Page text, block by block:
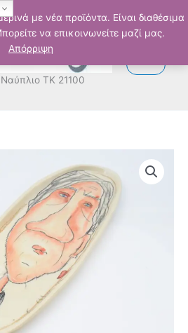
με νέα προϊόντα. Είναι διαθέσιμα
να επικοινωνείτε μαζί μας.
Απόρριψη
Ναύπλιο ΤΚ 21100